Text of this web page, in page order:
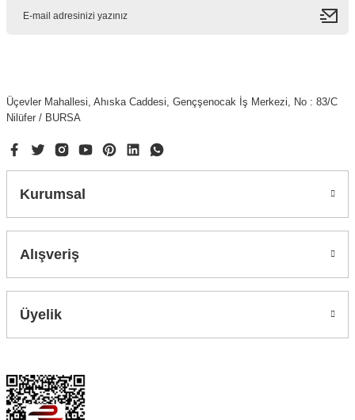
Üçevler Mahallesi, Ahıska Caddesi, Gençşenocak İş Merkezi, No : 83/C
Nilüfer / BURSA
Kurumsal
Alışveriş
Üyelik